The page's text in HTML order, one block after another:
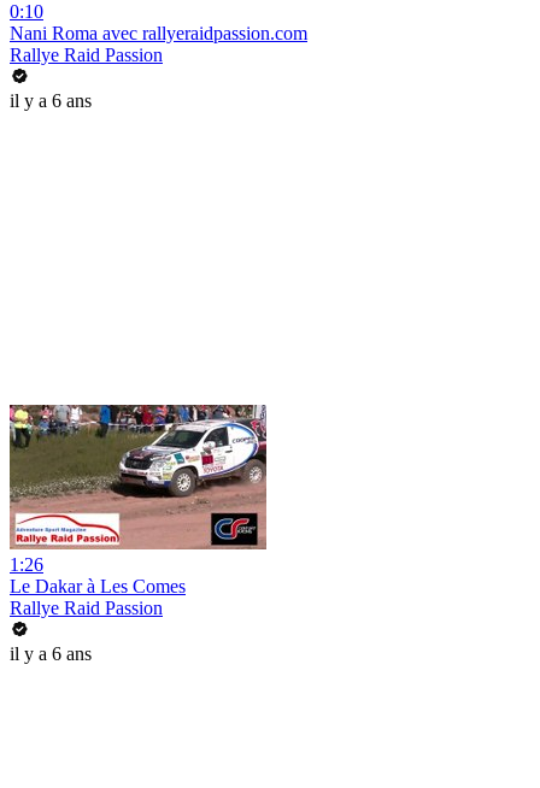
0:10
Nani Roma avec rallyeraidpassion.com
Rallye Raid Passion
il y a 6 ans
1:26
Le Dakar à Les Comes
Rallye Raid Passion
il y a 6 ans